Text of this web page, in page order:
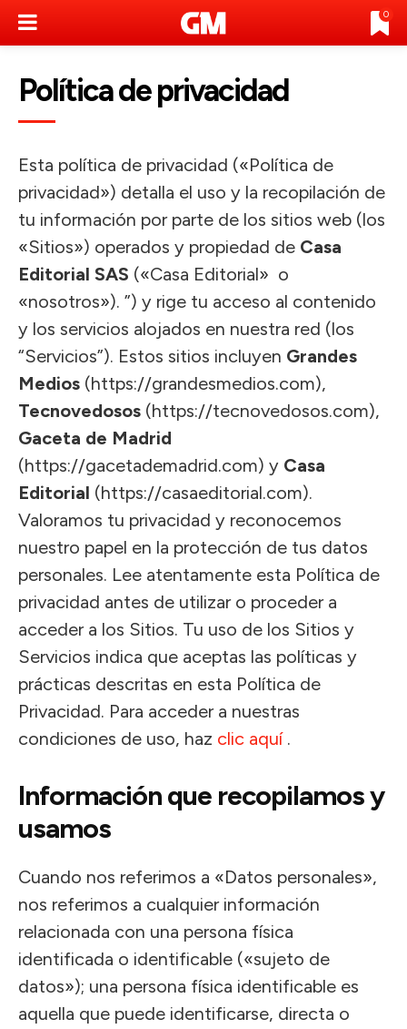
0
Política de privacidad
Esta política de privacidad («Política de
privacidad») detalla el uso y la recopilación de
tu información por parte de los sitios web (los
«Sitios») operados y propiedad de Casa
Editorial SAS («Casa Editorial» o
«nosotros»). ”) y rige tu acceso al contenido
y los servicios alojados en nuestra red (los
“Servicios”). Estos sitios incluyen Grandes
Medios (https://grandesmedios.com),
Tecnovedosos (https://tecnovedosos.com),
Gaceta de Madrid
(https://gacetademadrid.com) y Casa
Editorial (https://casaeditorial.com).
Valoramos tu privacidad y reconocemos
nuestro papel en la protección de tus datos
personales. Lee atentamente esta Política de
privacidad antes de utilizar o proceder a
acceder a los Sitios. Tu uso de los Sitios y
Servicios indica que aceptas las políticas y
prácticas descritas en esta Política de
Privacidad. Para acceder a nuestras
condiciones de uso, haz clic aquí.
Información que recopilamos y
usamos
Cuando nos referimos a «Datos personales»,
nos referimos a cualquier información
relacionada con una persona física
identificada o identificable («sujeto de
datos»); una persona física identificable es
aquella que puede identificarse, directa o